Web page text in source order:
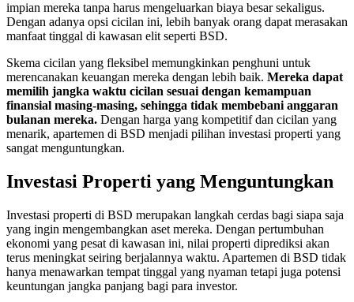
impian mereka tanpa harus mengeluarkan biaya besar sekaligus.
Dengan adanya opsi cicilan ini, lebih banyak orang dapat merasakan
manfaat tinggal di kawasan elit seperti BSD.
Skema cicilan yang fleksibel memungkinkan penghuni untuk
merencanakan keuangan mereka dengan lebih baik. Mereka dapat
memilih jangka waktu cicilan sesuai dengan kemampuan
finansial masing-masing, sehingga tidak membebani anggaran
bulanan mereka. Dengan harga yang kompetitif dan cicilan yang
menarik, apartemen di BSD menjadi pilihan investasi properti yang
sangat menguntungkan.
Investasi Properti yang Menguntungkan
Investasi properti di BSD merupakan langkah cerdas bagi siapa saja
yang ingin mengembangkan aset mereka. Dengan pertumbuhan
ekonomi yang pesat di kawasan ini, nilai properti diprediksi akan
terus meningkat seiring berjalannya waktu. Apartemen di BSD tidak
hanya menawarkan tempat tinggal yang nyaman tetapi juga potensi
keuntungan jangka panjang bagi para investor.